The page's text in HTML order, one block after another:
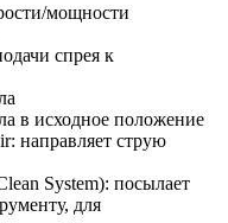
мощности
спрея к
в исходное положение
направляет струю
System): посылает
для